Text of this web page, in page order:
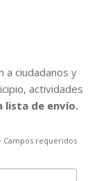
a ciudadanos y
actividades
lista de envío.
Campos requeridos